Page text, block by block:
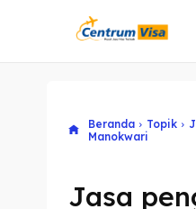
Beranda Topik
Manokwari
Jasa